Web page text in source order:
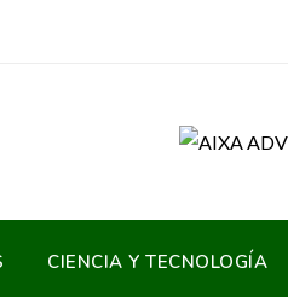
CIENCIA Y TECNOLOGÍA